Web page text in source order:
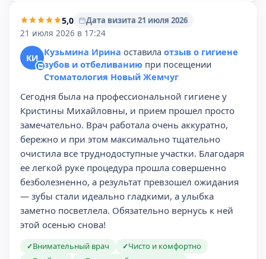
5,0
Дата визита 21 июля 2026
21 июля 2026 в 17:24
КИ Кузьмина Ирина оставила отзыв о гигиене
зубов и отбеливанию при посещении
Стоматология Новый Жемчуг
Сегодня была на профессиональной гигиене у
Кристины Михайловны, и прием прошел просто
замечательно. Врач работала очень аккуратно,
бережно и при этом максимально тщательно
очистила все труднодоступные участки. Благодаря
ее легкой руке процедура прошла совершенно
безболезненно, а результат превзошел ожидания
— зубы стали идеально гладкими, а улыбка
заметно посветлела. Обязательно вернусь к ней
этой осенью снова!
✓Внимательный врач ✓Чисто и комфортно